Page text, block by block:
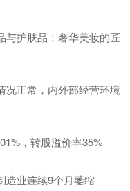
与护肤品：奢华美妆的匠
况正常，内外部经营环境
，转股溢价率35%
造业连续9个月萎缩